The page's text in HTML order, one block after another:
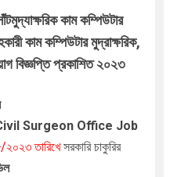
কাম কম্পিউটার
বিজ্ঞপ্তি প্রকাশিত২০২৩
Surgeon Office Job
তারিখেসরকারি চাকুরির